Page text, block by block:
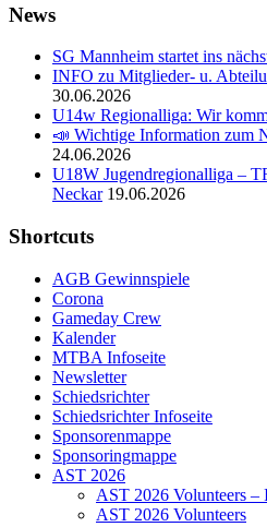
News
SG Mannheim startet ins
INFO zu Mitglieder- u.
30.06.2026
U14w Regionalliga: Wir
📣 Wichtige Information zum
24.06.2026
U18W Jugendregionalliga –
Neckar 19.06.2026
Shortcuts
AGB Gewinnspiele
Corona
Gameday Crew
Kalender
MTBA Infoseite
Newsletter
Schiedsrichter
Schiedsrichter Infoseite
Sponsorenmappe
Sponsoringmappe
AST 2026
AST 2026 Volunteers –
AST 2026 Volunteers